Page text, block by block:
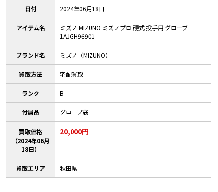
日付 2024年06月18日
アイテム名
ミズノ MIZUNO ミズノプロ 硬式 投手用 グローブ
1AJGH96901
ブランド名 ミズノ（MIZUNO）
買取方法 宅配買取
ランク B
付属品 グローブ袋
買取価格
（2024年06月
18日）
20,000円
買取エリア 秋田県